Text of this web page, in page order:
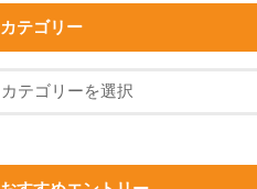
カテゴリー